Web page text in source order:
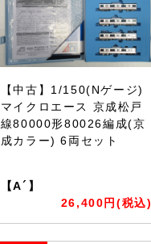
【中古】1/150(Nゲージ)
マイクロエース 京成松戸
線80000形80026編成(京
成カラー) 6両セット
【A´】
26,400円(税込)